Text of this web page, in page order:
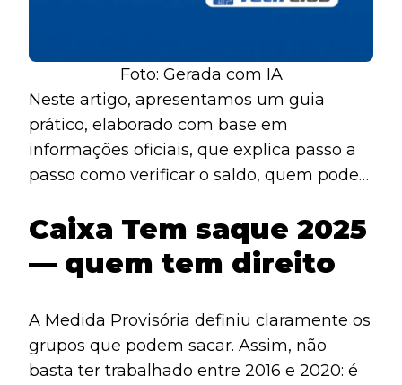
Foto: Gerada com IA
Neste artigo, apresentamos um guia
prático, elaborado com base em
informações oficiais, que explica passo a
passo como verificar o saldo, quem pode
de que maneira retirar o dinheiro.
Continue lendo e descubra como agir de
forma simples e segura.
Caixa Tem saque 2025
— quem tem direito
A Medida Provisória definiu claramente os
grupos que podem sacar. Assim, não
basta ter trabalhado entre 2016 e 2020: é